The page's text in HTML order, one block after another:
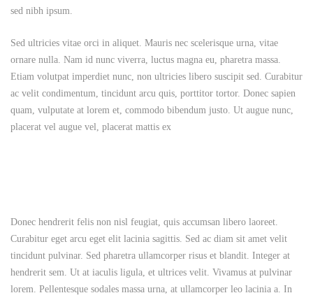
sed nibh ipsum.
Sed ultricies vitae orci in aliquet. Mauris nec scelerisque urna, vitae
ornare nulla. Nam id nunc viverra, luctus magna eu, pharetra massa.
Etiam volutpat imperdiet nunc, non ultricies libero suscipit sed. Curabitur
ac velit condimentum, tincidunt arcu quis, porttitor tortor. Donec sapien
quam, vulputate at lorem et, commodo bibendum justo. Ut augue nunc,
placerat vel augue vel, placerat mattis ex
Donec hendrerit felis non nisl feugiat, quis accumsan libero laoreet.
Curabitur eget arcu eget elit lacinia sagittis. Sed ac diam sit amet velit
tincidunt pulvinar. Sed pharetra ullamcorper risus et blandit. Integer at
hendrerit sem. Ut at iaculis ligula, et ultrices velit. Vivamus at pulvinar
lorem. Pellentesque sodales massa urna, at ullamcorper leo lacinia a. In